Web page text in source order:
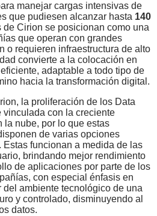
manejar cargas intensivas de
que pudiesen alcanzar hasta 140
de Cirion se posicionan como una
que operan con grandes
o requieren infraestructura de alto
convierte a la colocación en
adaptable a todo tipo de
hacia la transformación digital.
la proliferación de los Data
vinculada con la creciente
la nube, por lo que estas
de varias opciones
Estas funcionan a medida de las
brindando mejor rendimiento
de aplicaciones por parte de los
con especial énfasis en
del ambiente tecnológico de una
y controlado, disminuyendo al
datos.